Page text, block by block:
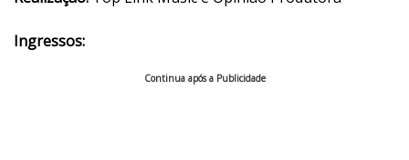
Ingressos:
Continua após a Publicidade